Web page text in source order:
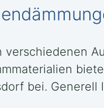
verschiedenen
bei.